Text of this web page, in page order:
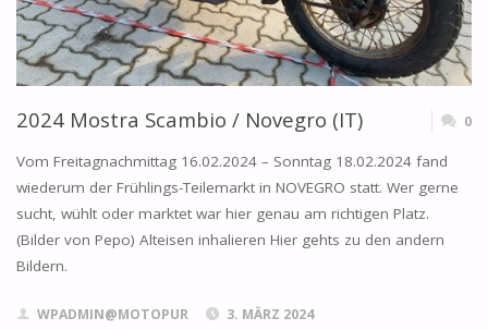
2024 Mostra Scambio / Novegro (IT) 0
Vom Freitagnachmittag 16.02.2024 – Sonntag 18.02.2024 fand
wiederum der Frühlings-Teilemarkt in NOVEGRO statt. Wer gerne
sucht, wühlt oder marktet war hier genau am richtigen Platz.
(Bilder von Pepo) Alteisen inhalieren Hier gehts zu den andern
Bildern.
WPADMIN@MOTOPUR
3. MÄRZ 2024